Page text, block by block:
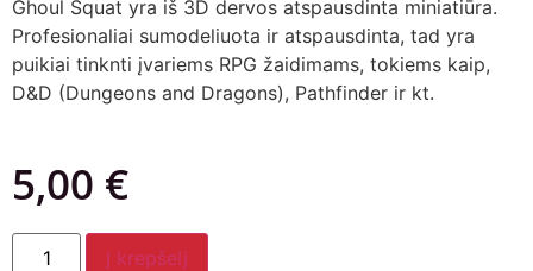
Ghoul Squat yra iš 3D dervos atspausdinta miniatiūra.
Profesionaliai sumodeliuota ir atspausdinta, tad yra
puikiai tinknti įvariems RPG žaidimams, tokiems kaip,
D&D (Dungeons and Dragons), Pathfinder ir kt.
5,00 €
Į krepšelį